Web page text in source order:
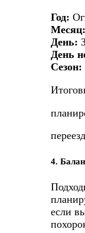
Год:
Месяц:
День:
День
Сезон:
4.
если